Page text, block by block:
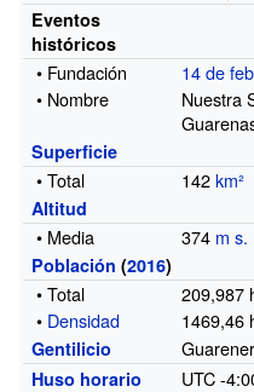
Eventos
históricos
• Fundación 14 de
• Nombre
Nuestra
Superficie
• Total 142km²
Altitud
• Media 374 m s.
Población (2016)
• Total 209,987
• Densidad 1469,46
Gentilicio
Huso horario UTC -